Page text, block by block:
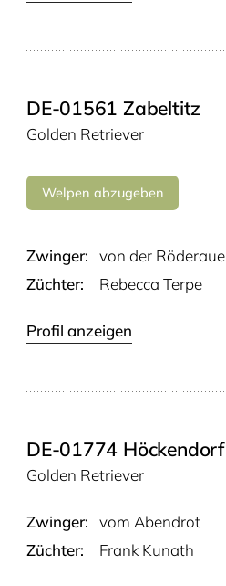
DE-01561 Zabeltitz
Golden Retriever
Welpen abzugeben
Zwinger:
von der Röderaue
Züchter:
Rebecca Terpe
Profil anzeigen
DE-01774 Höckendorf
Golden Retriever
Zwinger:
vom Abend­rot
Züchter:
Frank Kunath